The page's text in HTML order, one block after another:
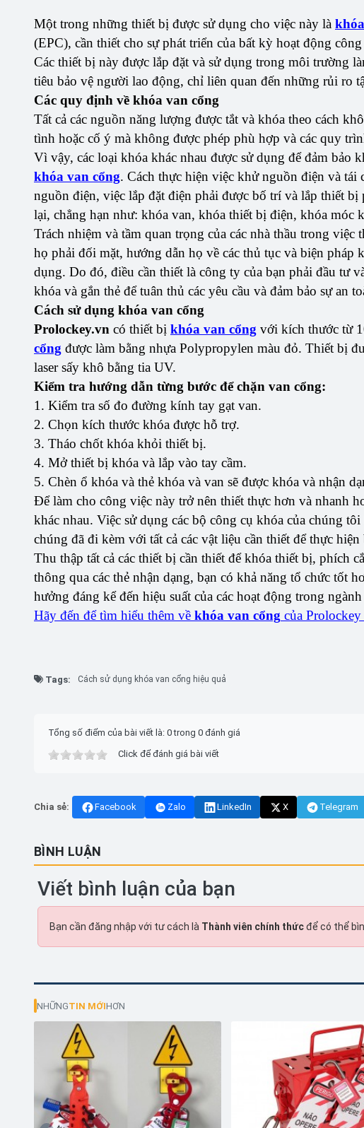
Một trong những thiết bị được sử dụng cho việc này là
(EPC), cần thiết cho sự phát triển của bất kỳ hoạt động
Các thiết bị này được lắp đặt và sử dụng trong môi trường
tiêu bảo vệ người lao động, chỉ liên quan đến những rủi ro
Các quy định về khóa van cổng
Tất cả các nguồn năng lượng được tắt và khóa theo cách
tình hoặc cố ý mà không được phép phù hợp và các quy
Vì vậy, các loại khóa khác nhau được sử dụng để đảm bảo
khóa van cổng. Cách thực hiện việc khử nguồn điện và
nguồn điện, việc lắp đặt điện phải được bố trí và lắp thiết bị
lại, chẳng hạn như: khóa van, khóa thiết bị điện, khóa móc
Trách nhiệm và tầm quan trọng của các nhà thầu trong
họ phải đối mặt, hướng dẫn họ về các thủ tục và biện pháp
dụng. Do đó, điều cần thiết là công ty của bạn phải đầu tư
khóa và gắn thẻ để tuân thủ các yêu cầu và đảm bảo sự an
Cách sử dụng khóa van cổng
Prolockey.vn có thiết bị khóa van cổng với kích thước từ
cổng được làm bằng nhựa Polypropylen màu đỏ. Thiết bị
laser sấy khô bằng tia UV.
Kiểm tra hướng dẫn từng bước để chặn van cổng:
1. Kiểm tra số đo đường kính tay gạt van.
2. Chọn kích thước khóa được hỗ trợ.
3. Tháo chốt khóa khỏi thiết bị.
4. Mở thiết bị khóa và lắp vào tay cầm.
5. Chèn ổ khóa và thẻ khóa và van sẽ được khóa và nhận
Để làm cho công việc này trở nên thiết thực hơn và nhanh
khác nhau. Việc sử dụng các bộ công cụ khóa của chúng
chúng đã đi kèm với tất cả các vật liệu cần thiết để thực
Thu thập tất cả các thiết bị cần thiết để khóa thiết bị, phích
thông qua các thẻ nhận dạng, bạn có khả năng tổ chức tốt
hưởng đáng kể đến hiệu suất của các hoạt động trong ngành
Hãy đến để tìm hiểu thêm về khóa van cổng của Prolockey
Tags: Cách sử dụng khóa van cổng hiệu quả
Tổng số điểm của bài viết là: 0 trong 0 đánh giá
Click để đánh giá bài viết
Chia sẻ: Facebook Zalo LinkedIn X Telegram
BÌNH LUẬN
Viết bình luận của bạn
Bạn cần đăng nhập với tư cách là Thành viên chính thứcđể có thể
NHỮNGTIN MỚIHƠN